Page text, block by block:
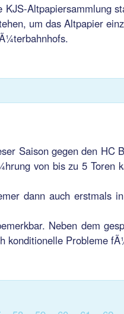
Altpapiersammlung
um das Altpapier
Saison gegen den HC
von bis zu 5 Toren
dann auch erstmals
Neben dem
konditionelle Probleme